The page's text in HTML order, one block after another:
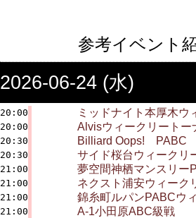
参考イベント
2026-06-24 (水)
20:00 ミッドナイト本厚木ウ
20:00 Alvisウィークリート
20:30 Billiard Oops! PABC
20:30 サイド桜台ウィークリ
21:00 夢空間神栖マンスリー
21:00 ネクスト浦安ウィーク
21:00 錦糸町ルパンPABCウ
21:00 A-1小田原ABC級戦